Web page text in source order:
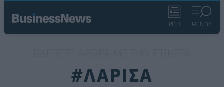
ΡΟΗ ΜΕΝΟΥ
#ΛΑΡΙΣΑ